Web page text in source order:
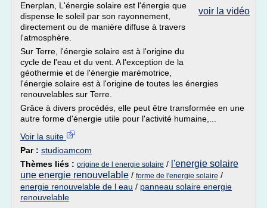
voir la vidéo
Enerplan, L'énergie solaire est l'énergie que
dispense le soleil par son rayonnement,
directement ou de manière diffuse à travers
l'atmosphère.
Sur Terre, l'énergie solaire est à l'origine du
cycle de l'eau et du vent. A l'exception de la
géothermie et de l'énergie marémotrice,
l'énergie solaire est à l'origine de toutes les énergies
renouvelables sur Terre.
Grâce à divers procédés, elle peut être transformée en une
autre forme d'énergie utile pour l'activité humaine,...
Voir la suite
Par : studioamcom
Thèmes liés : origine de l energie solaire / l'energie solaire
une energie renouvelable / forme de l'energie solaire /
energie renouvelable de l eau / panneau solaire energie
renouvelable